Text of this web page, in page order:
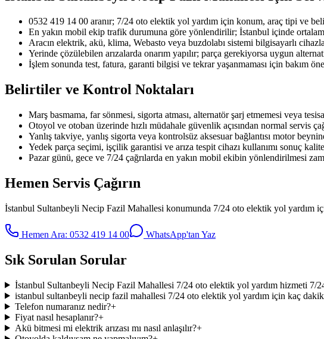
0532 419 14 00 aranır; 7/24 oto elektik yol yardım için konum, araç tipi ve
En yakın mobil ekip trafik durumuna göre yönlendirilir; İstanbul içinde
Aracın elektrik, akü, klima, Webasto veya buzdolabı sistemi bilgisayarlı
Yerinde çözülebilen arızalarda onarım yapılır; parça gerekiyorsa uygun
İşlem sonunda test, fatura, garanti bilgisi ve tekrar yaşanmaması için bakım
Belirtiler ve Kontrol Noktaları
Marş basmama, far sönmesi, sigorta atması, alternatör şarj etmemesi veya
Otoyol ve otoban üzerinde hızlı müdahale güvenlik açısından normal servis
Yanlış takviye, yanlış sigorta veya kontrolsüz aksesuar bağlantısı motor
Yedek parça seçimi, işçilik garantisi ve arıza tespit cihazı kullanımı sonuç
Pazar günü, gece ve 7/24 çağrılarda en yakın mobil ekibin yönlendirilmesi
Hemen Servis Çağırın
İstanbul Sultanbeyli Necip Fazil Mahallesi konumunda 7/24 oto elektik yol yardım
Hemen Ara: 0532 419 14 00 WhatsApp'tan Yaz
Sık Sorulan Sorular
İstanbul Sultanbeyli Necip Fazil Mahallesi 7/24 oto elektik yol yardım hizmeti 7/
istanbul sultanbeyli necip fazil mahallesi 7/24 oto elektik yol yardım için kaç
Telefon numaranız nedir?+
Fiyat nasıl hesaplanır?+
Akü bitmesi mi elektrik arızası mı nasıl anlaşılır?+